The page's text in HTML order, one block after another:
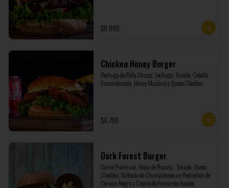
$8.900
Chicken Honey Burger
Pechuga de Pollo Chispy, Lechuga, Tomate, Cebolla
Caramelizada, Honey Mustard y Queso Cheddar
$8.790
Dark Forest Burger
Carne Premium, Hojas de Rucula,  Tomate, Queso
Cheddar, Salteado de Champiñones en Reducción de
Cerveza Negra y Crema de Pimientos Asados